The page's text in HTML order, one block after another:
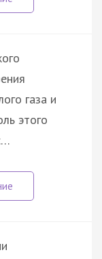
газа и
этого